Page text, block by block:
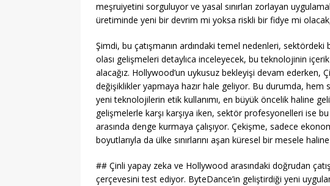
meşruiyetini sorguluyor ve yasal sınırları zorlayan
üretiminde yeni bir devrim mi yoksa riskli bir fidye mi
Şimdi, bu çatışmanın ardındaki temel nedenleri,
olası gelişmeleri detaylıca inceleyecek, bu teknolojinin
alacağız. Hollywood’un uykusuz bekleyişi devam ederken,
değişiklikler yapmaya hazır hale geliyor. Bu durumda, hem
yeni teknolojilerin etik kullanımı, en büyük öncelik haline
gelişmelerle karşı karşıya iken, sektör profesyonelleri ise
arasında denge kurmaya çalışıyor. Çekişme, sadece
boyutlarıyla da ülke sınırlarını aşan küresel bir mesele
## Çinli yapay zeka ve Hollywood arasındaki doğrudan
çerçevesini test ediyor. ByteDance’in geliştirdiği yeni